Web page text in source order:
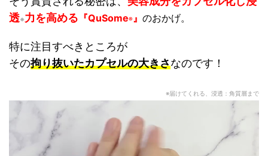
透※力を高める 『QuSome®︎』 のおかげ。
特に注目すべきところが
その拘り抜いたカプセルの大きさなのです！
※届けてくれる、浸透：角質層まで